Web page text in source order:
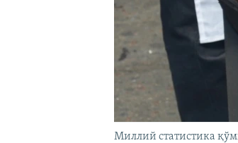
Миллий статистика